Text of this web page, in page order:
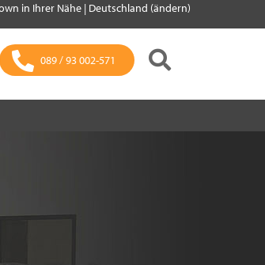
in Ihrer Nähe | Deutschland (ändern)
089 / 93 002-571